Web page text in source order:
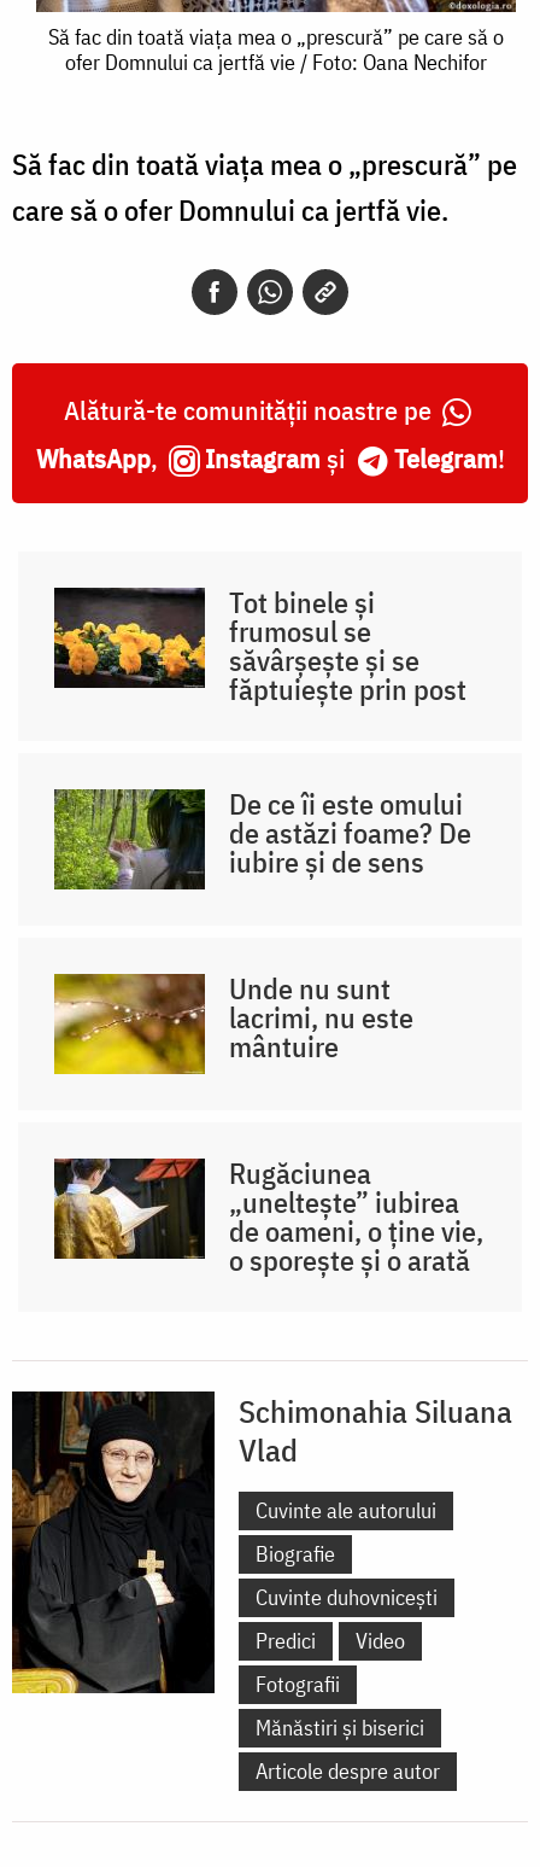
Să
fac
toată
viața
pe
care
să
o
Domnului
ca
jertfă
Foto:
Oana
Nechifor
Să fac din toată viața mea o „prescură” pe care să o
ofer Domnului ca jertfă vie / Foto: Oana Nechifor
Să fac din toată viața mea o „prescură” pe
care să o ofer Domnului ca jertfă vie.
Alătură-te comunității noastre pe
WhatsApp, Instagram și Telegram!
Tot binele și
frumosul se
săvârșește și se
făptuiește prin post
De ce îi este omului
de astăzi foame? De
iubire și de sens
Unde nu sunt
lacrimi, nu este
mântuire
Rugăciunea
„uneltește” iubirea
de oameni, o ține vie,
o sporește și o arată
Schimonahia Siluana
Vlad
Cuvinte ale autorului
Biografie
Cuvinte duhovnicești
Predici
Video
Fotografii
Mănăstiri și biserici
Articole despre autor